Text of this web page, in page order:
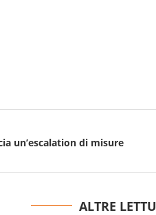
un’escalation di misure
ALTRE